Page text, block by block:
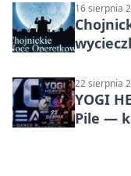
16 sierpnia
22 sierpnia
YOGI
Pile —